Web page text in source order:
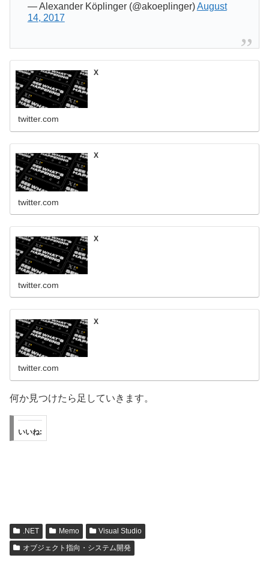
— Alexander Köplinger (@akoeplinger)August
14, 2017
X
twitter.com
X
twitter.com
X
twitter.com
X
twitter.com
何か見つけたら足していきます。
いいね:
.NET Memo
Visual Studio
オブジェクト指向・システム開発